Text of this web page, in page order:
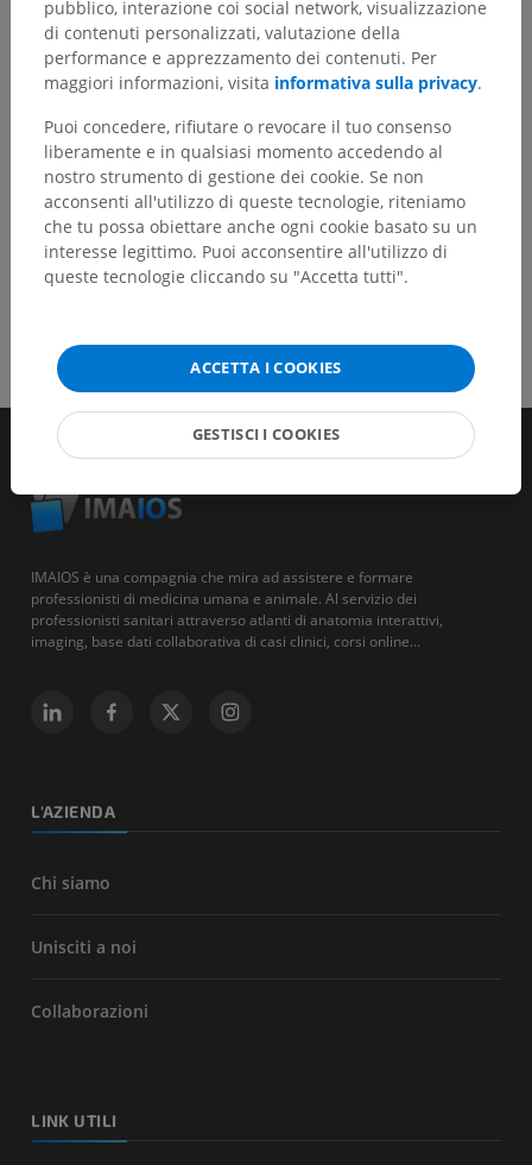
Segnala un problema
SCARICA L'APP
IMAIOS è una compagnia che mira ad assistere e formare
professionisti di medicina umana e animale. Al servizio dei
professionisti sanitari attraverso atlanti di anatomia interattivi,
imaging, base dati collaborativa di casi clinici, corsi online...
L'AZIENDA
Chi siamo
Unisciti a noi
Collaborazioni
LINK UTILI
pubblico, interazione coi social network, visualizzazione
di contenuti personalizzati, valutazione della
performance e apprezzamento dei contenuti. Per
maggiori informazioni, visita informativa sulla privacy.
Puoi concedere, rifiutare o revocare il tuo consenso
liberamente e in qualsiasi momento accedendo al
nostro strumento di gestione dei cookie. Se non
acconsenti all'utilizzo di queste tecnologie, riteniamo
che tu possa obiettare anche ogni cookie basato su un
interesse legittimo. Puoi acconsentire all'utilizzo di
queste tecnologie cliccando su "Accetta tutti".
ACCETTA I COOKIES
GESTISCI I COOKIES